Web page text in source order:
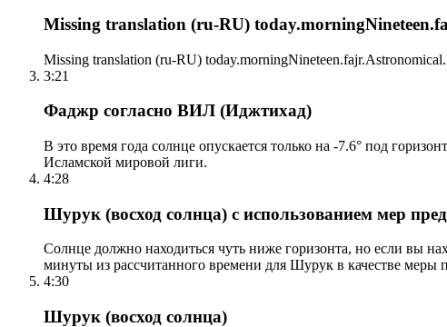
Missing translation (ru-RU)
Missing translation (ru-RU)
3:21
Фаджр согласно ВИЛ (Иджтихад)
В это время года солнце опускается только на -7.6° под
Исламской мировой лиги.
4:28
Шурук (восход солнца) с использованием мер
Солнце должно находиться чуть ниже горизонта, но если вы
минуты из рассчитанного времени для Шурук в качестве меры
4:30
Шурук (восход солнца)